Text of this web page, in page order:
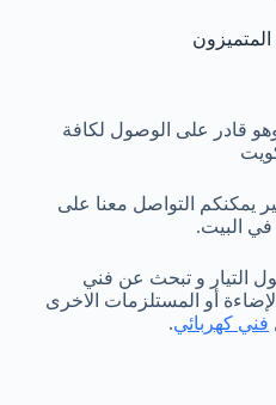
وهو قادر على الوصول لكافة
يمكنكم التواصل معنا على
التيار و تبحث عن فني
أو المستلزمات الاخرى
فني كهربائي.